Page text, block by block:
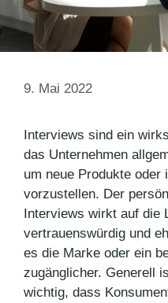
9. Mai 2022
Interviews sind ein
das Unternehmen
um neue Produkte oder
vorzustellen. Der
Interviews wirkt auf die
vertrauenswürdig und
es die Marke oder ein
zugänglicher. Generell
wichtig, dass